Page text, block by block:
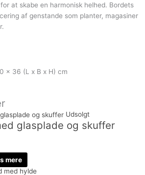
at skabe en harmonisk helhed. Bordets
af genstande som planter, magasiner
x 36 (L x B x H) cm
Udsolgt
glasplade og skuffer
mere